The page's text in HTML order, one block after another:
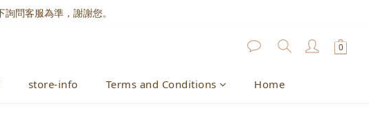
問客服為準，謝謝您。
store-info Terms and Conditions Home